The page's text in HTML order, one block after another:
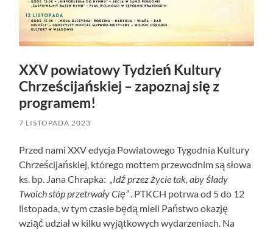
XXV powiatowy Tydzień Kultury
Chrześcijańskiej – zapoznaj się z
programem!
7 LISTOPADA 2023
Przed nami XXV edycja Powiatowego Tygodnia Kultury
Chrześcijańskiej, którego mottem przewodnim są słowa
ks. bp. Jana Chrapka: „Idź przez życie tak, aby ślady
Twoich stóp przetrwały Cię”. PTKCH potrwa od 5 do 12
listopada, w tym czasie będą mieli Państwo okazję
wziąć udział w kilku wyjątkowych wydarzeniach. Na